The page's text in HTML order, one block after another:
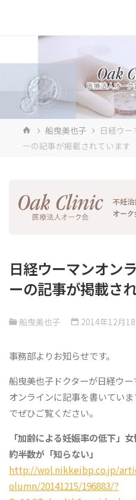
キ
ホ
ー
船曳美也子
日経ウ
ーの記事が掲載されています
日経ウーマンオン
ーの記事が掲載さ
船曳美也子 2014年12月
事務部よりお知らせです。
船曳美也子ドクターが日経ウー
オンラインに記事を書いていま
でぜひご覧ください。
「加齢による妊娠率の低下」
約半数が「知らない」
http://wol.nikkeibp.co.jp/
olumn/20141215/196883/?